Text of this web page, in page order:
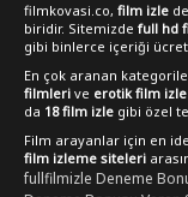
filmkovasi.co, film izle
biridir. Sitemizde full hd
gibi binlerce içeriği
En çok aranan
filmleri ve erotik film izle
da 18 film izle gibi özel
Film arayanlar için en
film izleme siteleri
fullfilmizle Deneme